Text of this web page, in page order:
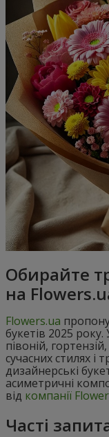
Обирайте
на
Flowers.ua
букетів 2025
півоній,
сучасних стилях і
дизайнерські
асиметричні
від компанії
Часті